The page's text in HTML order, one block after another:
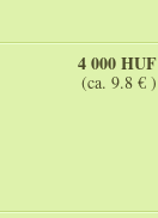
4 000 HUF
(ca. 9.8 € )